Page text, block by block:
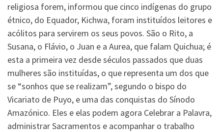
religiosa forem, informou que cinco indígenas do grupo
étnico, do Equador, Kichwa, foram instituídos leitores e
acólitos para servirem os seus povos. São o Rito, a
Susana, o Flávio, o Juan e a Aurea, que falam Quichua; é
esta a primeira vez desde séculos passados que duas
mulheres são instituídas, o que representa um dos que
se “sonhos que se realizam”, segundo o bispo do
Vicariato de Puyo, e uma das conquistas do Sínodo
Amazónico. Eles e elas podem agora Celebrar a Palavra,
administrar Sacramentos e acompanhar o trabalho